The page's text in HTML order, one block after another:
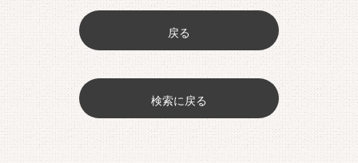
戻る
検索に戻る